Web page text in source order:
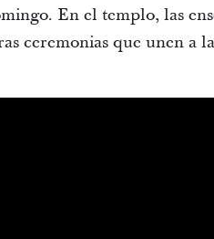
En el templo, las
ceremonias que unen a